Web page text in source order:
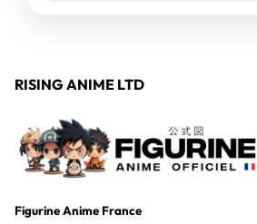
RISING ANIME LTD
Figurine Anime France